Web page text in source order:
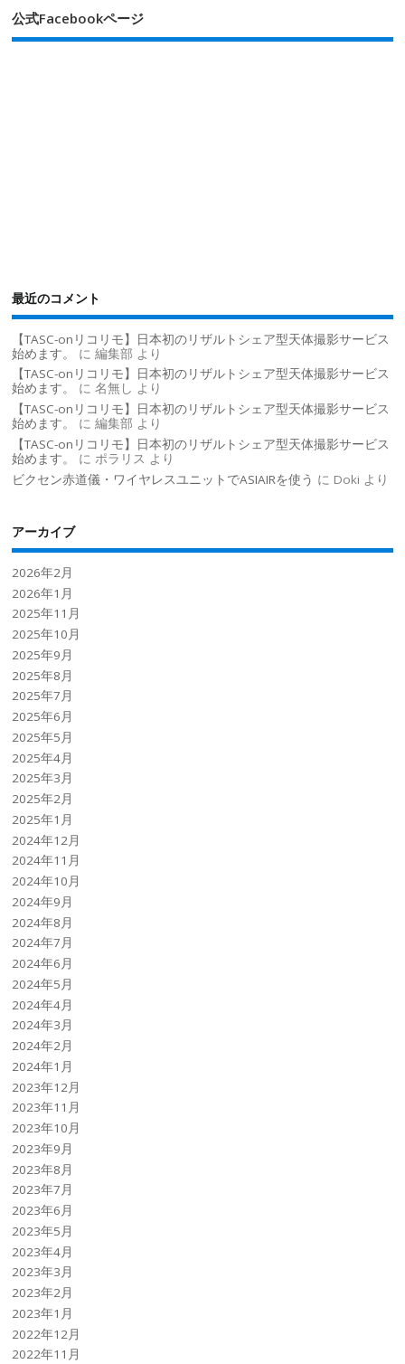
公式Facebookページ
最近のコメント
【TASC-onリコリモ】日本初のリザルトシェア型天体撮影サービス
始めます。
に編集部 より
【TASC-onリコリモ】日本初のリザルトシェア型天体撮影サービス
始めます。
に名無し より
【TASC-onリコリモ】日本初のリザルトシェア型天体撮影サービス
始めます。
に編集部 より
【TASC-onリコリモ】日本初のリザルトシェア型天体撮影サービス
始めます。
にポラリス より
ビクセン赤道儀・ワイヤレスユニットでASIAIRを使う に Doki より
アーカイブ
2026年2月
2026年1月
2025年11月
2025年10月
2025年9月
2025年8月
2025年7月
2025年6月
2025年5月
2025年4月
2025年3月
2025年2月
2025年1月
2024年12月
2024年11月
2024年10月
2024年9月
2024年8月
2024年7月
2024年6月
2024年5月
2024年4月
2024年3月
2024年2月
2024年1月
2023年12月
2023年11月
2023年10月
2023年9月
2023年8月
2023年7月
2023年6月
2023年5月
2023年4月
2023年3月
2023年2月
2023年1月
2022年12月
2022年11月